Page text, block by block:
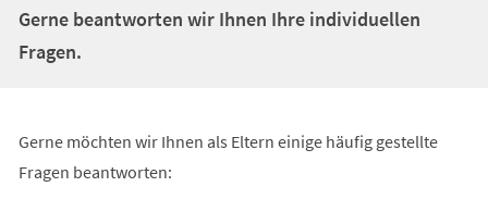
Gerne beantworten wir Ihnen Ihre individuellen
Fragen.
Gerne möchten wir Ihnen als Eltern einige häufig gestellte
Fragen beantworten: